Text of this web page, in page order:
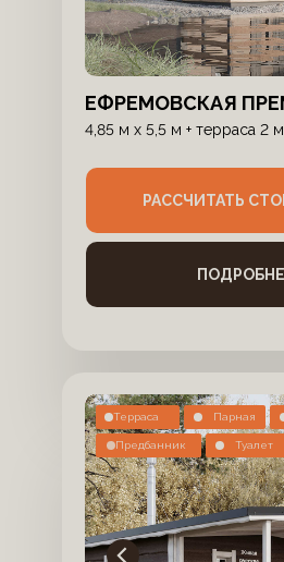
ЕФРЕМОВСКАЯ
4,85 м x 5,5 м + терраса 2 м
РАССЧИТАТЬ
Парная
Туалет
Предбанник
Терраса